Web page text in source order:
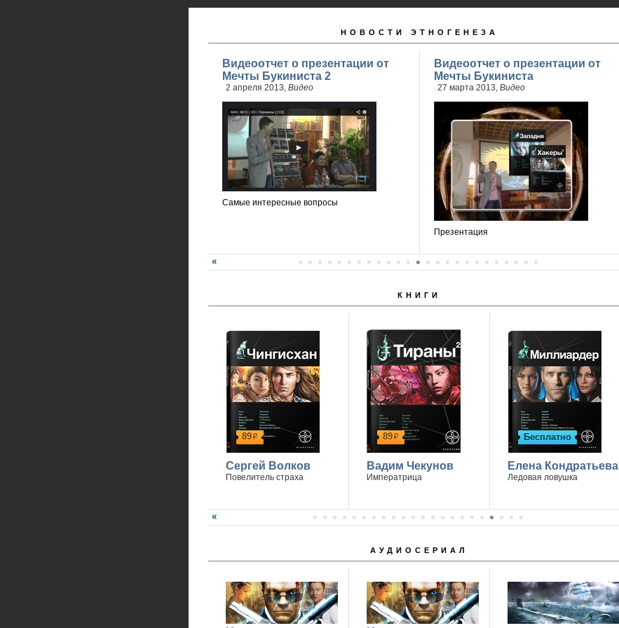
НОВОСТИ ЭТНОГЕНЕЗА
Видеоотчет о презентации от
Мечты Букиниста 2
2 апреля 2013, Видео
Самые интересные вопросы
Видеоотчет о презентации от
Мечты Букиниста
27 марта 2013, Видео
Презентация
КНИГИ
89р
Сергей Волков
Повелитель страха
89р
Вадим Чекунов
Императрица
Бесплатно
Елена Кондратьева
Ледовая ловушка
АУДИОСЕРИАЛ